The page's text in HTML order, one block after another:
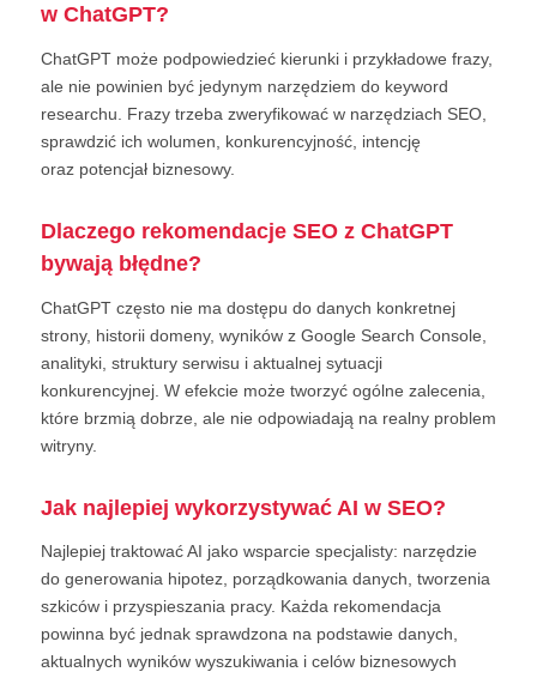
w ChatGPT?
ChatGPT może podpowiedzieć kierunki i przykładowe frazy,
ale nie powinien być jedynym narzędziem do keyword
researchu. Frazy trzeba zweryfikować w narzędziach SEO,
sprawdzić ich wolumen, konkurencyjność, intencję
oraz potencjał biznesowy.
Dlaczego rekomendacje SEO z ChatGPT
bywają błędne?
ChatGPT często nie ma dostępu do danych konkretnej
strony, historii domeny, wyników z Google Search Console,
analityki, struktury serwisu i aktualnej sytuacji
konkurencyjnej. W efekcie może tworzyć ogólne zalecenia,
które brzmią dobrze, ale nie odpowiadają na realny problem
witryny.
Jak najlepiej wykorzystywać AI w SEO?
Najlepiej traktować AI jako wsparcie specjalisty: narzędzie
do generowania hipotez, porządkowania danych, tworzenia
szkiców i przyspieszania pracy. Każda rekomendacja
powinna być jednak sprawdzona na podstawie danych,
aktualnych wyników wyszukiwania i celów biznesowych